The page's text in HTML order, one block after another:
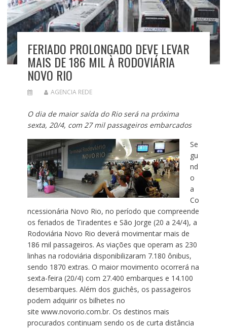
FERIADO PROLONGADO DEVE LEVAR
MAIS DE 186 MIL À RODOVIÁRIA
NOVO RIO
AGENCIA REDE
O dia de maior saída do Rio será na próxima
sexta, 20/4, com 27 mil passageiros embarcados
Se
gu
nd
o
a
Co
ncessionária Novo Rio, no período que compreende
os feriados de Tiradentes e São Jorge (20 a 24/4), a
Rodoviária Novo Rio deverá movimentar mais de
186 mil passageiros. As viações que operam as 230
linhas na rodoviária disponibilizaram 7.180 ônibus,
sendo 1870 extras. O maior movimento ocorrerá na
sexta-feira (20/4) com 27.400 embarques e 14.100
desembarques. Além dos guichês, os passageiros
podem adquirir os bilhetes no
site www.novorio.com.br. Os destinos mais
procurados continuam sendo os de curta distância